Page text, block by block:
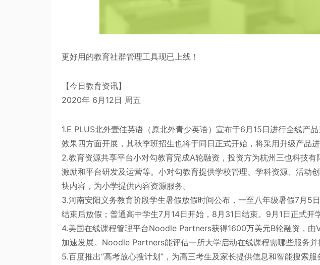
更好用的教育社群管理工具现已上线！
【今日教育资讯】
2020年 6月12日 周五
1.E PLUS北外壹佳英语（原北外青少英语）宣布于6月15日进行全线产
效果四方面开展，其秋季班招生也将于同日正式开始，将采用升级产品进
2.教育资源共享平台小对勾教育完成A轮融资，投资方为杭州三也科技
激励和平台研发及运营等。小对勾教育提供学校管理、学科资源、活动
块内容，为小学提供内容资源服务。
3.河南安阳义务教育阶段学生暑假放假时间公布，一至八年级暑假7月5
结束后放假；普通高中学生7月14日开始，8月31日结束。9月1日正式开学
4.美国在线课程管理平台Noodle Partners获得1600万美元B轮融资，
加速发展。Noodle Partners能评估一所大学启动在线课程需哪些服务并
5.百度推出“高考放心搜计划”，为高三考生及家长提供信息和智能搜索